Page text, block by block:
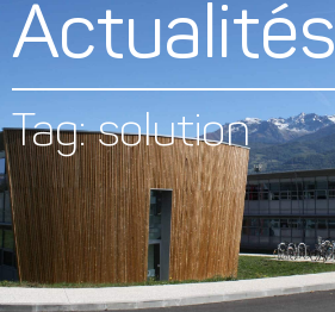
Actualités
Tag: solution